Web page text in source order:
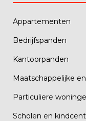
Appartementen
Bedrijfspanden
Kantoorpanden
Maatschappelijke
Particuliere
Scholen en